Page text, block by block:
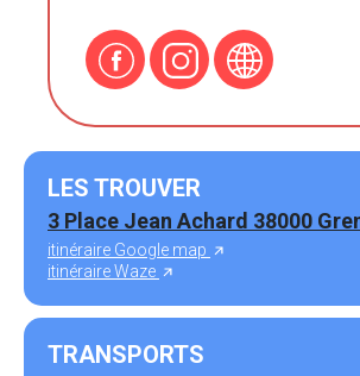
LES TROUVER
3 Place Jean Achard 38000
itinéraire Google map
itinéraire Waze
TRANSPORTS